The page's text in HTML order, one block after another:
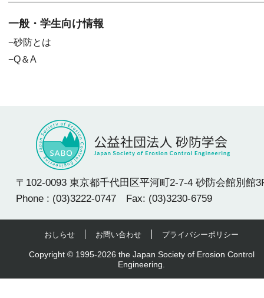
一般・学生向け情報
砂防とは
Q＆A
〒102-0093 東京都千代田区平河町2-7-4 砂防会館別館
Phone : (03)3222-0747 Fax: (03)3230-6759
おしらせ お問い合わせ プライバシーポリシー
Copyright © 1995-2026 the Japan Society of Erosion Control
Engineering.